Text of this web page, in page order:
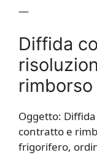
—
Diffida
rimborso
Oggetto:
contratto e
frigorifero,